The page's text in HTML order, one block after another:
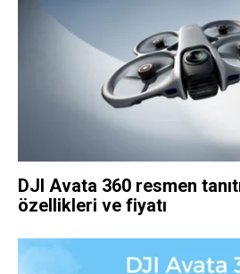
DJI Avata 360 resmen
özellikleri ve fiyatı